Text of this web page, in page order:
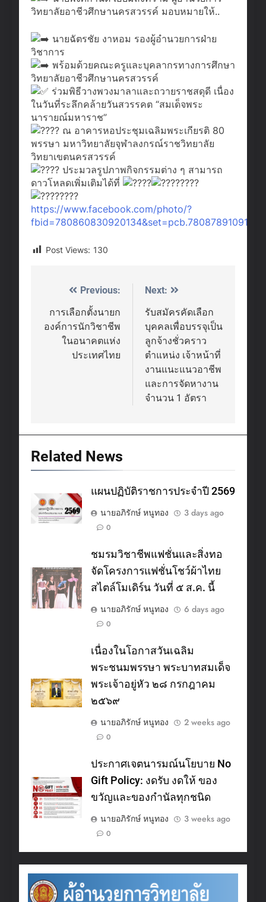
วิทยาลัยอาชีวศึกษานครสวรรค์ มอบหมายให้..
นายฉัตรชัย งาหอม รองผู้อำนวยการฝ่าย
วิชาการ
พร้อมด้วยคณะครูและบุคลากรทางการศึกษา
วิทยาลัยอาชีวศึกษานครสวรรค์
ร่วมพิธีวางพวงมาลาและถวายราชสดุดี เนื่อง
ในวันที่ระลึกคล้ายวันสวรรคต “สมเด็จพระ
นารายณ์มหาราช”
ณ อาคารหอประชุมเฉลิมพระเกียรติ 80
พรรษา มหาวิทยาลัยจุฬาลงกรณ์ราชวิทยาลัย
วิทยาเขตนครสวรรค์
ประมวลรูปภาพกิจกรรมต่าง ๆ สามารถ
ดาวโหลดเพิ่มเติมได้ที่
https://www.facebook.com/photo/?
Post Views: 130
Post
navigation
Previous:
การเลือกตั้งนายก
องค์การนักวิชาชีพ
ในอนาคตแห่ง
ประเทศไทย
Next:
รับสมัครคัดเลือก
บุคคลเพื่อบรรจุเป็น
ลูกจ้างชั่วคราว
ตำแหน่ง เจ้าหน้าที่
งานแนะแนวอาชีพ
และการจัดหางาน
จำนวน 1 อัตรา
Related News
แผนปฏิบัติราชการประจำปี 2569
นายอภิรักษ์ หนูทอง
3 days ago
0
ชมรมวิชาชีพแฟชั่นและสิ่งทอ
จัดโครงการแฟชั่นโชว์ผ้าไทย
สไตล์โมเดิร์น วันที่ ๕ ส.ค. นี้
นายอภิรักษ์ หนูทอง
6 days ago
0
เนื่องในโอกาสวันเฉลิม
พระชนมพรรษา พระบาทสมเด็จ
พระเจ้าอยู่หัว ๒๘ กรกฎาคม
๒๕๖๙
นายอภิรักษ์ หนูทอง
2 weeks ago
0
ประกาศเจตนารมณ์นโยบาย No
Gift Policy: งดรับ งดให้ ของ
ขวัญและของกำนัลทุกชนิด
นายอภิรักษ์ หนูทอง
3 weeks ago
0